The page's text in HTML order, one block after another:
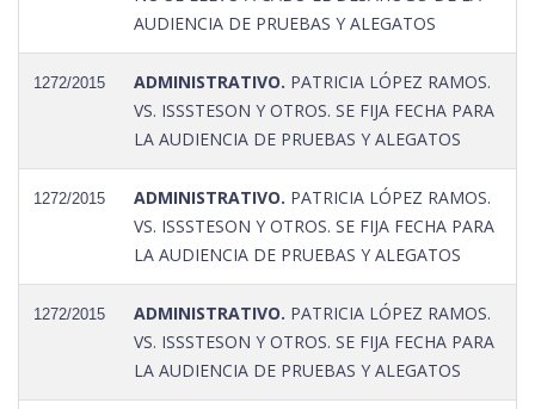
AUDIENCIA DE PRUEBAS Y ALEGATOS
1272/2015 ADMINISTRATIVO. PATRICIA LÓPEZ RAMOS.
VS. ISSSTESON Y OTROS. SE FIJA FECHA PARA
LA AUDIENCIA DE PRUEBAS Y ALEGATOS
1272/2015 ADMINISTRATIVO. PATRICIA LÓPEZ RAMOS.
VS. ISSSTESON Y OTROS. SE FIJA FECHA PARA
LA AUDIENCIA DE PRUEBAS Y ALEGATOS
1272/2015 ADMINISTRATIVO. PATRICIA LÓPEZ RAMOS.
VS. ISSSTESON Y OTROS. SE FIJA FECHA PARA
LA AUDIENCIA DE PRUEBAS Y ALEGATOS